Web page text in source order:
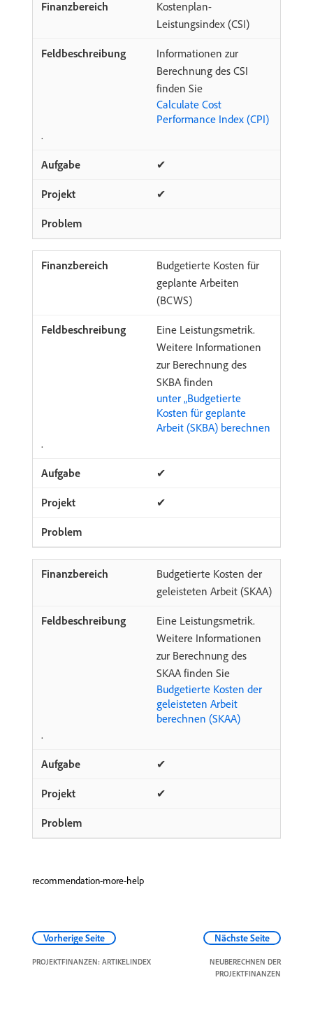
Kostenplan-
Leistungsindex (CSI)
Informationen zur
Berechnung des CSI
finden Sie
Calculate Cost
Performance Index (CPI)
.
✔
✔
Budgetierte Kosten für
geplante Arbeiten
(BCWS)
Eine Leistungsmetrik.
Weitere Informationen
zur Berechnung des
SKBA finden
unter „Budgetierte
Kosten für geplante
Arbeit (SKBA) berechnen
.
✔
✔
Budgetierte Kosten der
geleisteten Arbeit (SKAA)
Eine Leistungsmetrik.
Weitere Informationen
zur Berechnung des
SKAA finden Sie
Budgetierte Kosten der
geleisteten Arbeit
berechnen (SKAA)
.
✔
✔
recommendation-more-help
Vorherige Seite
PROJEKTFINANZEN: ARTIKELINDEX
Nächste Seite
NEUBERECHNEN DER
PROJEKTFINANZEN